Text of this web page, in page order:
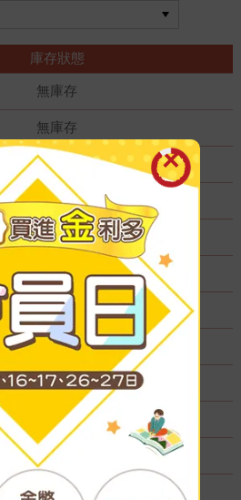
庫存狀態
無庫存
無庫存
無庫存
無庫存
無庫存
無庫存
無庫存
無庫存
無庫存
無庫存
無庫存
無庫存